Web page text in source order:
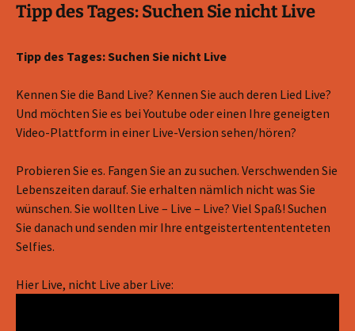
Tipp des Tages: Suchen Sie nicht Live
Tipp des Tages: Suchen Sie nicht Live
Kennen Sie die Band Live? Kennen Sie auch deren Lied Live?
Und möchten Sie es bei Youtube oder einen Ihre geneigten
Video-Plattform in einer Live-Version sehen/hören?
Probieren Sie es. Fangen Sie an zu suchen. Verschwenden Sie
Lebenszeiten darauf. Sie erhalten nämlich nicht was Sie
wünschen. Sie wollten Live – Live – Live? Viel Spaß! Suchen
Sie danach und senden mir Ihre entgeistertentententeten
Selfies.
Hier Live, nicht Live aber Live: